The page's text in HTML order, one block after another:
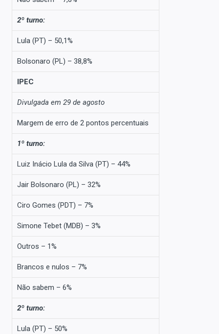
2º turno:
Lula (PT) – 50,1%
Bolsonaro (PL) – 38,8%
IPEC
Divulgada em 29 de agosto
Margem de erro de 2 pontos percentuais
1º turno:
Luiz Inácio Lula da Silva (PT) – 44%
Jair Bolsonaro (PL) – 32%
Ciro Gomes (PDT) – 7%
Simone Tebet (MDB) – 3%
Outros – 1%
Brancos e nulos – 7%
Não sabem – 6%
2º turno:
Lula (PT) – 50%